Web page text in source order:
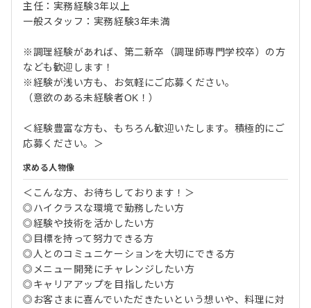
主任：実務経験3年以上
一般スタッフ：実務経験3年未満
※調理経験があれば、第二新卒（調理師専門学校卒）の方
なども歓迎します！
※経験が浅い方も、お気軽にご応募ください。
（意欲のある未経験者OK！）
＜経験豊富な方も、もちろん歓迎いたします。積極的にご
応募ください。＞
求める人物像
＜こんな方、お待ちしております！＞
◎ハイクラスな環境で勤務したい方
◎経験や技術を活かしたい方
◎目標を持って努力できる方
◎人とのコミュニケーションを大切にできる方
◎メニュー開発にチャレンジしたい方
◎キャリアアップを目指したい方
◎お客さまに喜んでいただきたいという想いや、料理に対